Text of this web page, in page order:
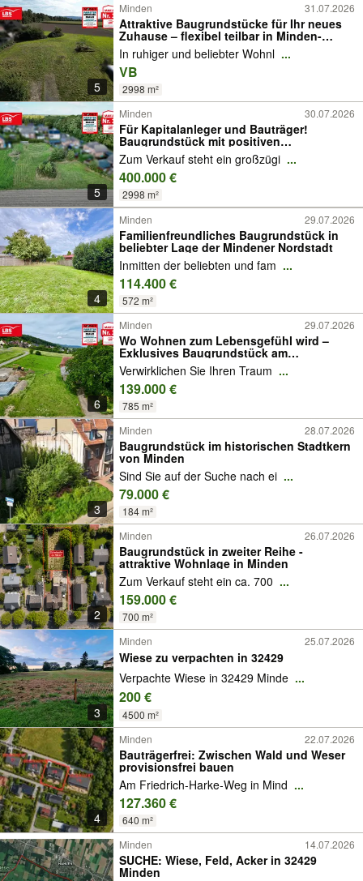
5
Minden 31.07.2026
Attraktive Baugrundstücke für Ihr neues
Zuhause – flexibel teilbar in Minden-
Dankersen!
In ruhiger und beliebter Wohnl ...
VB
2998 m²
5
Minden 30.07.2026
Für Kapitalanleger und Bauträger!
Baugrundstück mit positiven
Bauvorbescheid für 3 Doppelhäuser…
Zum Verkauf steht ein großzügi ...
400.000 €
2998 m²
4
Minden 29.07.2026
Familienfreundliches Baugrundstück in
beliebter Lage der Mindener Nordstadt
Inmitten der beliebten und fam ...
114.400 €
572 m²
6
Minden 29.07.2026
Wo Wohnen zum Lebensgefühl wird –
Exklusives Baugrundstück am
Wiehengebirge...
Verwirklichen Sie Ihren Traum ...
139.000 €
785 m²
3
Minden 28.07.2026
Baugrundstück im historischen Stadtkern
von Minden
Sind Sie auf der Suche nach ei ...
79.000 €
184 m²
2
Minden 26.07.2026
Baugrundstück in zweiter Reihe -
attraktive Wohnlage in Minden
Zum Verkauf steht ein ca. 700 ...
159.000 €
700 m²
3
Minden 25.07.2026
Wiese zu verpachten in 32429
Verpachte Wiese in 32429 Minde ...
200 €
4500 m²
4
Minden 22.07.2026
Bauträgerfrei: Zwischen Wald und Weser
provisionsfrei bauen
Am Friedrich-Harke-Weg in Mind ...
127.360 €
640 m²
Minden
14.07.2026
SUCHE: Wiese, Feld, Acker in 32429
Minden